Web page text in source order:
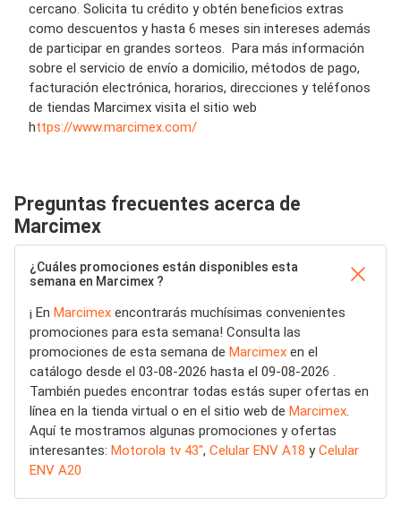
cercano. Solicita tu crédito y obtén beneficios extras
como descuentos y hasta 6 meses sin intereses además
de participar en grandes sorteos. Para más información
sobre el servicio de envío a domicilio, métodos de pago,
facturación electrónica, horarios, direcciones y teléfonos
de tiendas Marcimex visita el sitio web
https://www.marcimex.com/
Preguntas frecuentes acerca de
Marcimex
¿Cuáles promociones están disponibles esta
semana en Marcimex ?
¡ En Marcimex encontrarás muchísimas convenientes
promociones para esta semana! Consulta las
promociones de esta semana de Marcimex en el
catálogo desde el 03-08-2026 hasta el 09-08-2026 .
También puedes encontrar todas estás super ofertas en
línea en la tienda virtual o en el sitio web de Marcimex.
Aquí te mostramos algunas promociones y ofertas
interesantes: Motorola tv 43", Celular ENV A18 yCelular
ENV A20